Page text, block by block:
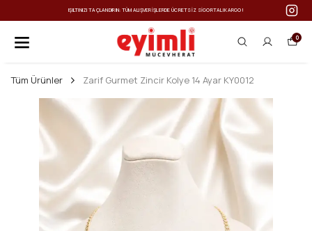
IŞILTINIZI TAÇLANDIRIN: TÜM ALIŞVERIŞLERDE ÜCRETSIZ SIGORTALI KARGO!
0
Tüm Ürünler Zarif Gurmet Zincir Kolye 14 Ayar KY0012